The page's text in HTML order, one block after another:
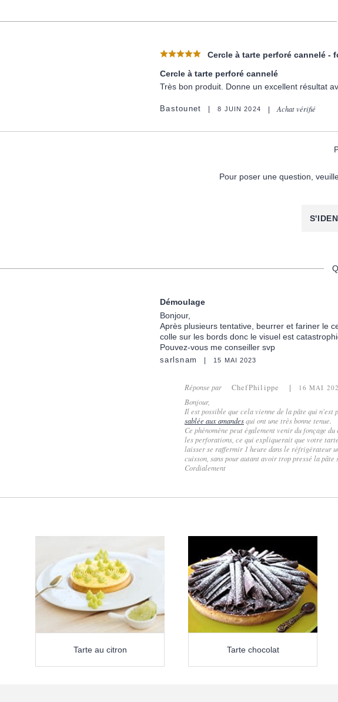
Cercle à tarte perforé cannelé -
Cercle à tarte perforé cannelé
Très bon produit. Donne un excellent résultat
Bastounet 8 JUIN 2024 Achat vérifié
Pour poser une question,
Démoulage
Bonjour,
Après plusieurs tentative, beurrer et fariner le
colle sur les bords donc le visuel est
Pouvez-vous me conseiller svp
sarlsnam 15 MAI 2023
Réponse par ChefPhilippe 16 MAI
Bonjour,
Il est possible que cela vienne de la pâte qui
sablée aux amandesqui ont une très bonne tenue.
Ce phénomène peut également venir du fonçage
les perforations, ce qui expliquerait que votre
laisser se raffermir 1 heure dans le réfrigérateur
cuisson, sans pour autant avoir trop pressé la pâte
Cordialement
Tarte au citron Tarte chocolat